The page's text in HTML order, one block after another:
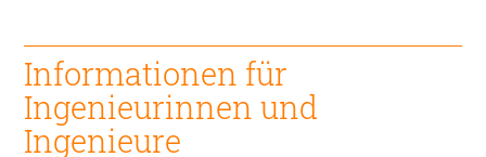
Informationen für
Ingenieurinnen und
Ingenieure